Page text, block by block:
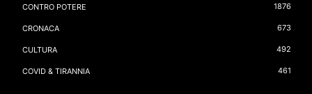
CONTRO POTERE 1876
CRONACA 673
CULTURA 492
COVID & TIRANNIA 461